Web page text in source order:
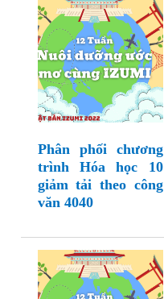
Phân phối chương
trình Hóa học 10
giảm tải theo công
văn 4040